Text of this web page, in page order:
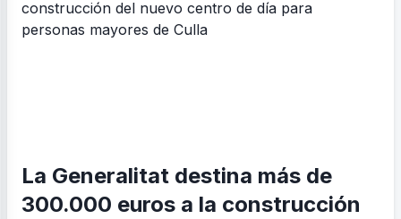
La Generalitat destina más de
300.000 euros a la construcción